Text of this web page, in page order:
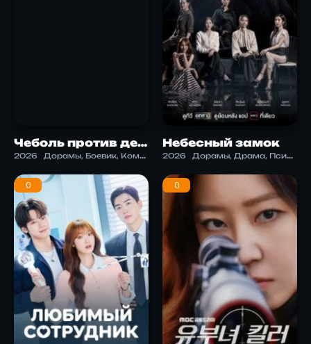
Чеболь против детектива 2
2026 Дорамы, Боевик, Комедия, Мистика, Триллер
Небесный замок
2026 Дорамы, Драма, Психология
0 0